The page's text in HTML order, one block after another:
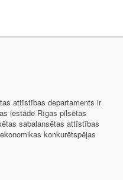
attīstības departaments ir
iestāde Rīgas pilsētas
sabalansētas attīstības
konkurētspējas